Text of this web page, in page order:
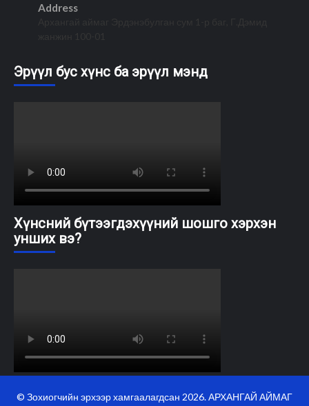
Address
Эрүүл бус хүнс ба эрүүл мэнд
Хүнсний бүтээгдэхүүний шошго хэрхэн
унших вэ?
© Зохиогчийн эрхээр хамгаалагдсан 2026. АРХАНГАЙ АЙМАГ